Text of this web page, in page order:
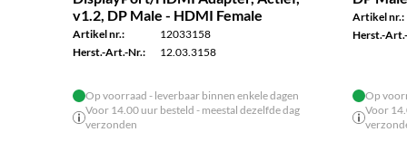
v1.2, DP Male - HDMI Female
Artikel nr.:
12033158
Herst.-Art.-Nr.:
12.03.3158
Op voorraad - leverbaar binnen enkele dagen
Voor 14.00 uur besteld - meestal dezelfde dag
verzonden
Artikel nr.:
Herst.-
Op
Voor